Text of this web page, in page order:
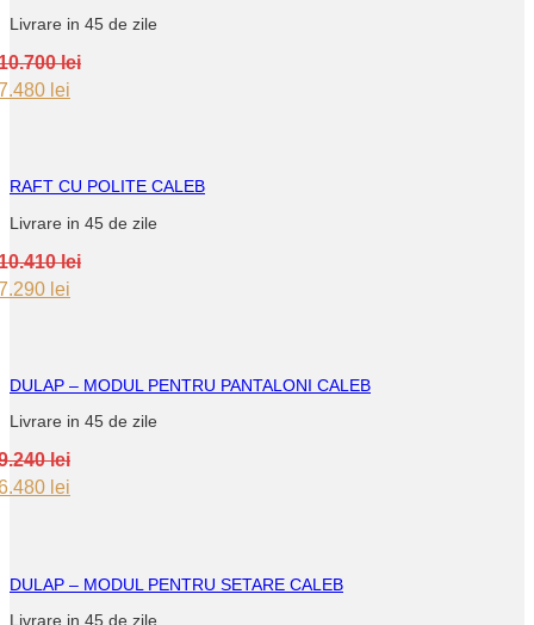
Livrare in 45 de zile
lei
lei
RAFT CU POLITE CALEB
Livrare in 45 de zile
lei
lei
DULAP – MODUL PENTRU PANTALONI CALEB
Livrare in 45 de zile
lei
lei
DULAP – MODUL PENTRU SETARE CALEB
Livrare in 45 de zile